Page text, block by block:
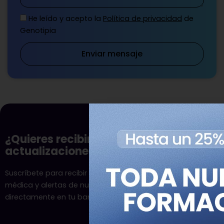
He leído y acepto la Política de privacidad de
Genotipia
Enviar mensaje
¿Quieres recibir nuestras
actualizaciones?
Suscríbete para recibir las últimas novedades en genética
médica y alertas de nuevos programas formativos
directamente en tu bandeja de entrada